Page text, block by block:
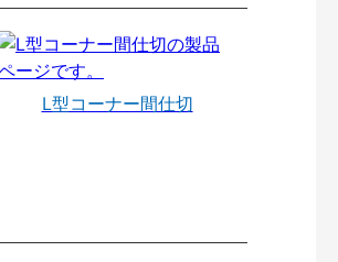
L型コーナー間仕切